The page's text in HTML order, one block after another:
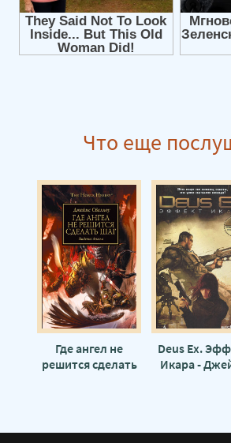
Что еще
Где ангел не
решится сделать
Deus Ex.
Икара -